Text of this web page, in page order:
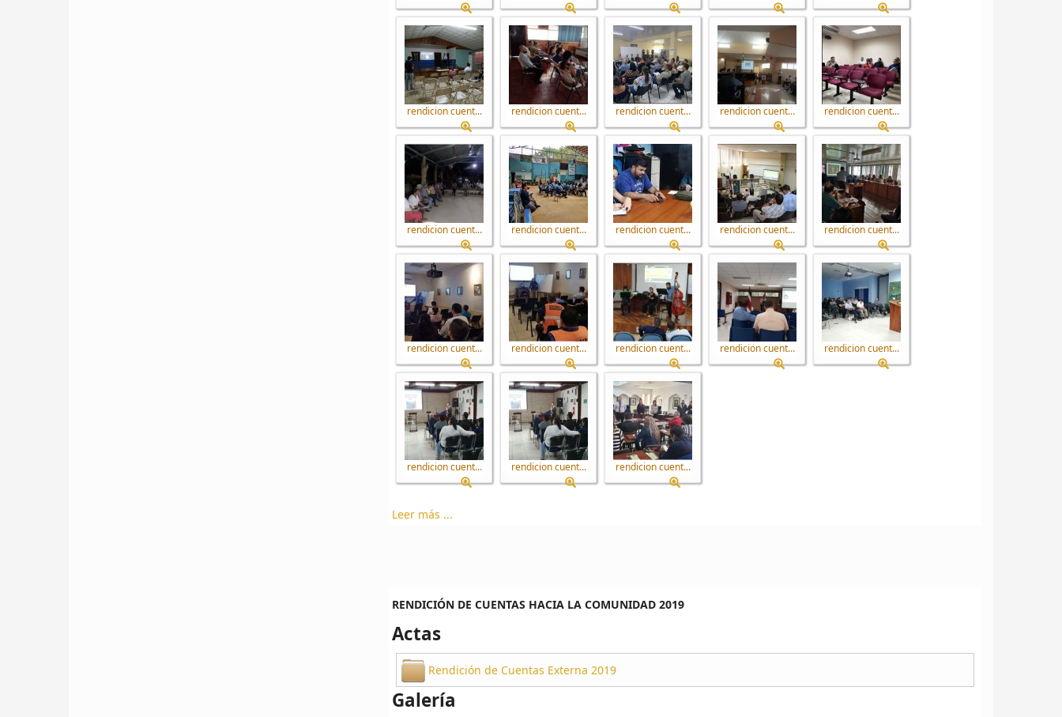
rendicion cuent... rendicion cuent... rendicion cuent... rendicion cuent... rendicion cuent...
rendicion cuent... rendicion cuent... rendicion cuent... rendicion cuent... rendicion cuent...
rendicion cuent... rendicion cuent... rendicion cuent... rendicion cuent... rendicion cuent...
rendicion cuent... rendicion cuent... rendicion cuent...
Leer más ...
RENDICIÓN DE CUENTAS HACIA LA COMUNIDAD 2019
Actas
Rendición de Cuentas Externa 2019
Galería